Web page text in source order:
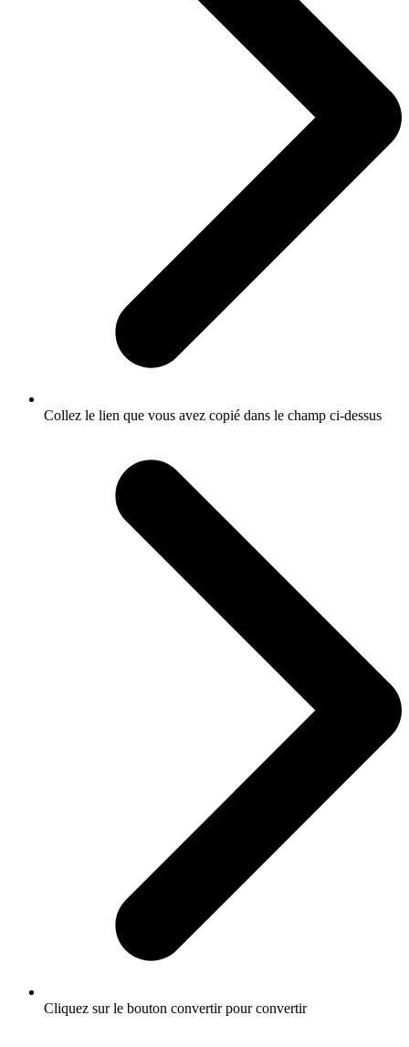
Collez le lien que vous avez copié dans le champ ci-dessus
Cliquez sur le bouton convertir pour convertir